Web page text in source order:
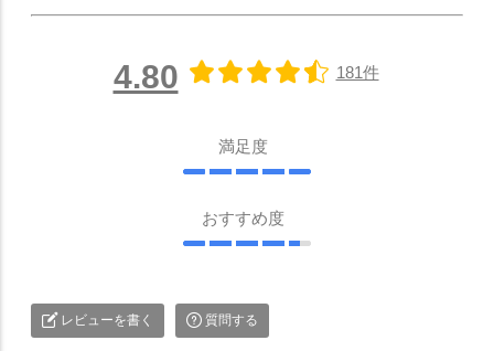
4.80 181件
満足度
おすすめ度
レビューを書く 質問する